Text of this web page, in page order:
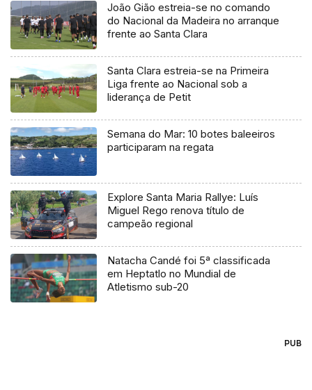
João Gião estreia-se no comando
do Nacional da Madeira no arranque
frente ao Santa Clara
Santa Clara estreia-se na Primeira
Liga frente ao Nacional sob a
liderança de Petit
Semana do Mar: 10 botes baleeiros
participaram na regata
Explore Santa Maria Rallye: Luís
Miguel Rego renova título de
campeão regional
Natacha Candé foi 5ª classificada
em Heptatlo no Mundial de
Atletismo sub-20
PUB